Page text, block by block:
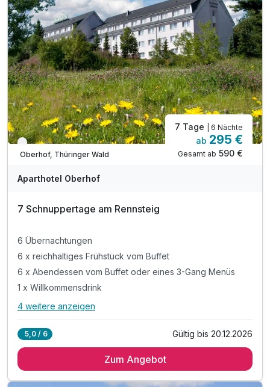
inkl. Nutzung unserer Sauna
inkl. Nutzung der Bikergarage
Verfügbar bis Dezember
Oberhof, Thüringer Wald
7 Tage | 6 Nächte
ab 295 €
Gesamt ab 590 €
Aparthotel Oberhof
7 Schnuppertage am Rennsteig
6 Übernachtungen
6 x reichhaltiges Frühstück vom Buffet
6 x Abendessen vom Buffet oder eines 3-Gang Menüs
1 x Willkommensdrink
Alle Inklusivleistungen
6 x reichhaltiges Frühstück vom Buffet
4 weitere anzeigen
5,0 / 6 Gültig bis 20.12.2026
Zum Angebot